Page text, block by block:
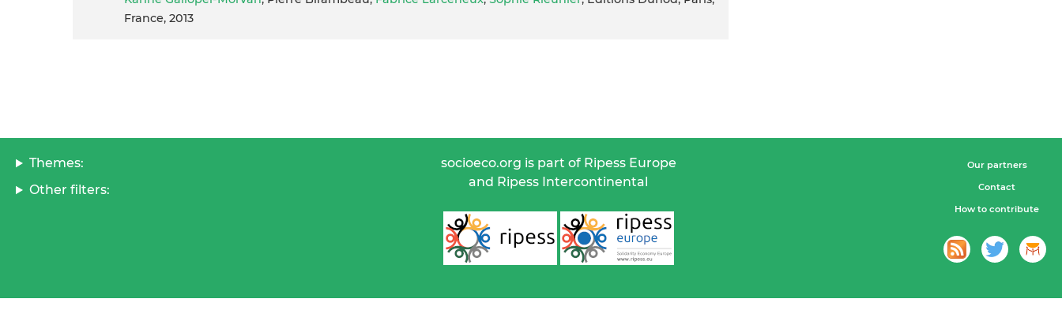
France, 2013
Themes:
Other filters:
socioeco.org is part of Ripess Europe
and Ripess Intercontinental
Our partners
Contact
How to contribute